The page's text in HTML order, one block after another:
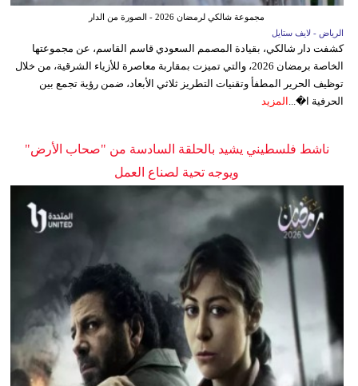
مجموعة شالكي لرمضان 2026 - الصورة من الدار
الرياض - لايف ستايل
كشفت دار شالكي، بقيادة المصمم السعودي قاسم القاسم، عن مجموعتها
الخاصة برمضان 2026، والتي تميزت بمقاربة معاصرة للأزياء الشرقية، من خلال
توظيف الحرير المطفأ وتقنيات التطريز ثلاثي الأبعاد، ضمن رؤية تجمع بين
الحرفية ا�... المزيد
ناشط فلسطيني يشيد بالحلقة السادسة من "صحاب الأرض"
ويوجه تحية لصناع العمل